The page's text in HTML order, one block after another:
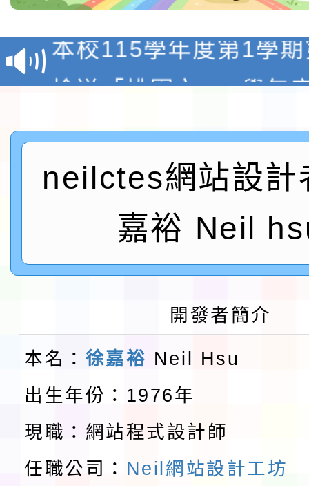
本校115學年度第1學
第3次招考代課鐘點教
檢送「桃園市115學年
程安排一案
「桃園市補助參觀特色
請一案
社團法人中華民國畫
026 ART TAIPEI臺北
會」之「藝術教育日」
本校115學年度第1學
告(採1次公告分次招考)
0 小時業訓練課程
轉知本市體育總會划船
「115年桃園市運動會
錦標賽」海洋艇及
域)，申請變更地點
「114-115年度
計畫」公費接種對象擴
115學年度迎新活動暨
本校115學年度第1學
neilctes網站設計
嘉裕 Neil
開發者簡介
本名： 徐嘉裕 Neil Hsu
出生年份：1976年
現職：網站程式設計師
任職公司： Neil網站設計工坊